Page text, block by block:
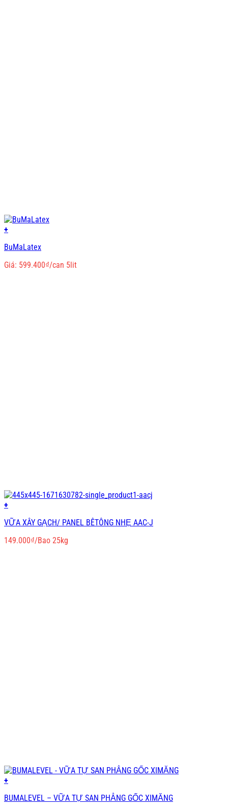
+
BuMaLatex
Giá: 599.400₫/can 5lit
+
VỮA XÂY GẠCH/ PANEL BÊTÔNG NHẸ AAC-J
149.000₫/Bao 25kg
+
BUMALEVEL – VỮA TỰ SAN PHẲNG GỐC XIMĂNG